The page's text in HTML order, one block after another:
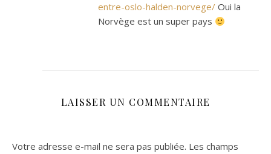
entre-oslo-halden-norvege/ Oui la
Norvège est un super pays
LAISSER UN COMMENTAIRE
Votre adresse e-mail ne sera pas publiée. Les champs